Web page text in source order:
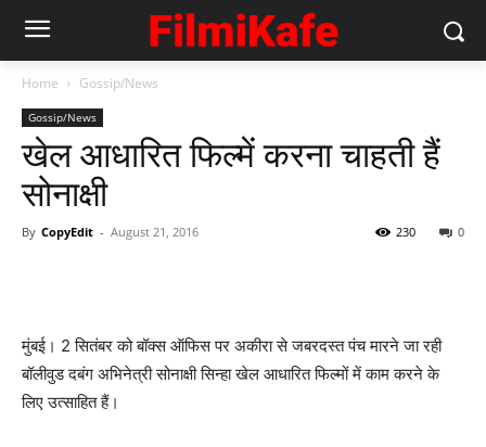
Home Gossip/News
Gossip/News
खेल आधारित फिल्‍में करना चाहती हैं
सोनाक्षी
By CopyEdit - August 21, 2016 0
230
मुंबई। 2 सितंबर को बॉक्‍स ऑफिस पर अकीरा से जबरदस्‍त पंच मारने जा रही
बॉलीवुड दबंग अभिनेत्री सोनाक्षी सिन्हा खेल आधारित फिल्मों में काम करने के
लिए उत्साहित हैं।